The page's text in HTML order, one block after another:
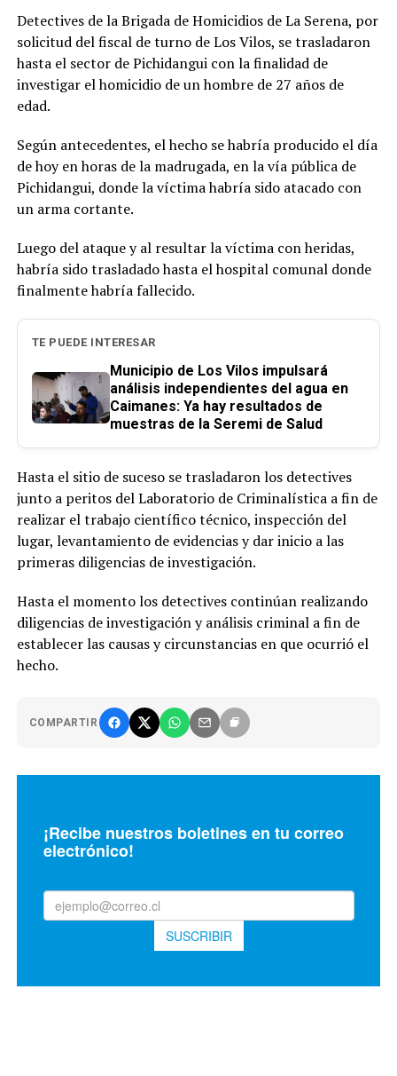
Detectives de la Brigada de Homicidios de La Serena, por
solicitud del fiscal de turno de Los Vilos, se trasladaron
hasta el sector de Pichidangui con la finalidad de
investigar el homicidio de un hombre de 27 años de
edad.
Según antecedentes, el hecho se habría producido el día
de hoy en horas de la madrugada, en la vía pública de
Pichidangui, donde la víctima habría sido atacado con
un arma cortante.
Luego del ataque y al resultar la víctima con heridas,
habría sido trasladado hasta el hospital comunal donde
finalmente habría fallecido.
TE PUEDE INTERESAR
Municipio de Los Vilos impulsará
análisis independientes del agua en
Caimanes: Ya hay resultados de
muestras de la Seremi de Salud
Hasta el sitio de suceso se trasladaron los detectives
junto a peritos del Laboratorio de Criminalística a fin de
realizar el trabajo científico técnico, inspección del
lugar, levantamiento de evidencias y dar inicio a las
primeras diligencias de investigación.
Hasta el momento los detectives continúan realizando
diligencias de investigación y análisis criminal a fin de
establecer las causas y circunstancias en que ocurrió el
hecho.
COMPARTIR